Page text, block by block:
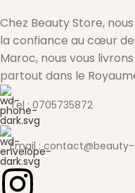
Chez Beauty Store,
la confiance au cœur
Maroc, nous vous
partout dans le
Tel : 0705735872
Email :